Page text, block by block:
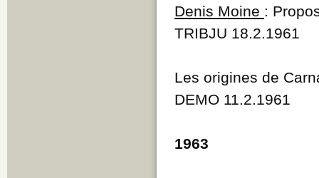
Denis Moine :
TRIBJU 18.2.1961
Les origines de
DEMO 11.2.1961
1963